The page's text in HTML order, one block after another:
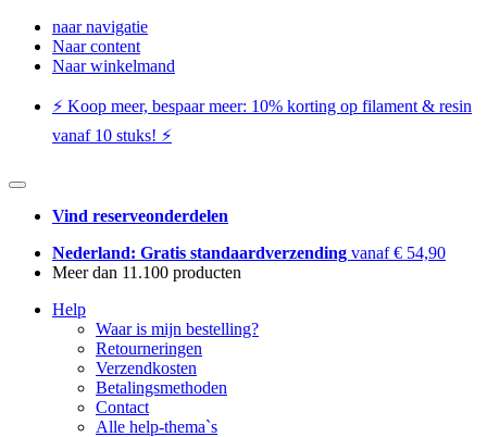
naar navigatie
Naar content
Naar winkelmand
⚡️ Koop meer, bespaar meer: ​​10% korting op filament & resin
vanaf 10 stuks! ⚡️
Vind reserveonderdelen
Nederland: Gratis standaardverzending vanaf € 54,90
Meer dan 11.100 producten
Help
Waar is mijn bestelling?
Retourneringen
Verzendkosten
Betalingsmethoden
Contact
Alle help-thema`s